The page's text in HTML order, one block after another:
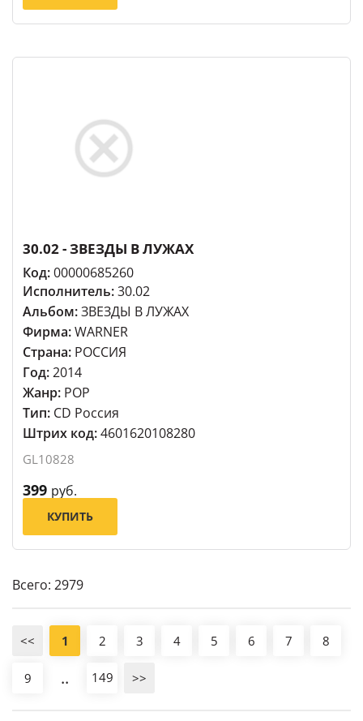
30.02 - ЗВЕЗДЫ В ЛУЖАХ
Код:00000685260
Исполнитель:30.02
Альбом:ЗВЕЗДЫ В ЛУЖАХ
Фирма:WARNER
Страна: РОССИЯ
Год:2014
Жанр: POP
Тип: CD Россия
Штрих код:4601620108280
GL10828
399 руб.
КУПИТЬ
Всего: 2979
<< 1 2 3 4 5 6 7 8
9 .. 149 >>